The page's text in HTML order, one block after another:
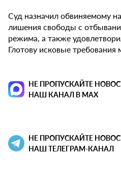
Суд назначил обвиняемому
лишения свободы с
режима, а также
Глотову исковые требования
НЕ ПРОПУСКАЙТЕ
НАШ КАНАЛ В MAX
НЕ ПРОПУСКАЙТЕ
НАШ ТЕЛЕГРАМ-КАНАЛ